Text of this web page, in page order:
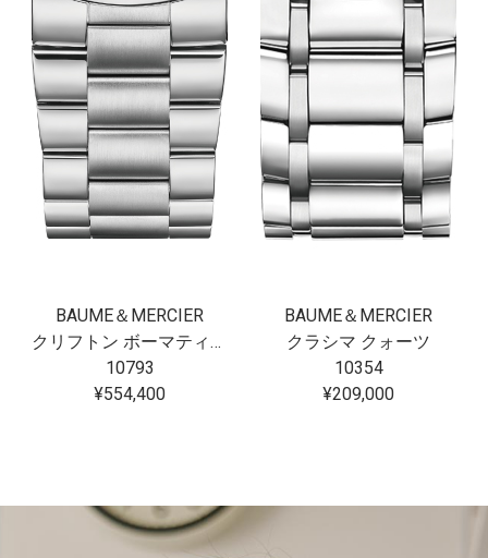
BAUME＆MERCIER
クリフトン ボーマティック
10793
¥554,400
BAUME＆MERCIER
クラシマ クォーツ
10354
¥209,000